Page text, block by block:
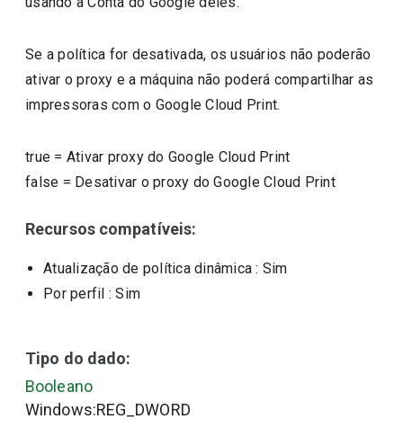
Se a política for desativada, os usuários não poderão
ativar o proxy e a máquina não poderá compartilhar as
impressoras com o Google Cloud Print.
true = Ativar proxy do Google Cloud Print
false = Desativar o proxy do Google Cloud Print
Recursos compatíveis:
Atualização de política dinâmica : Sim
Por perfil : Sim
Tipo do dado:
Booleano
Windows:REG_DWORD